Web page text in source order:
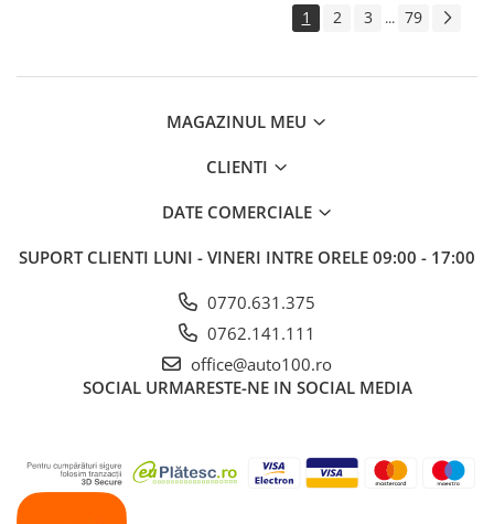
1 2 3 ... 79
MAGAZINUL MEU
CLIENTI
DATE COMERCIALE
SUPORT CLIENTI LUNI - VINERI INTRE ORELE 09:00 - 17:00
0770.631.375
0762.141.111
office@auto100.ro
SOCIAL URMARESTE-NE IN SOCIAL MEDIA